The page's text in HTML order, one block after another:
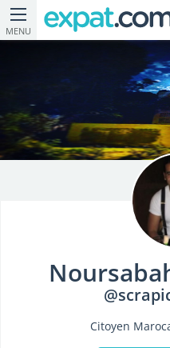
MENU
Citoyen